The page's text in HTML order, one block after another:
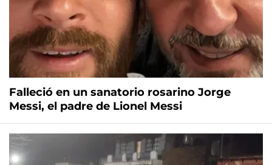
Falleció en un sanatorio rosarino Jorge
Messi, el padre de Lionel Messi